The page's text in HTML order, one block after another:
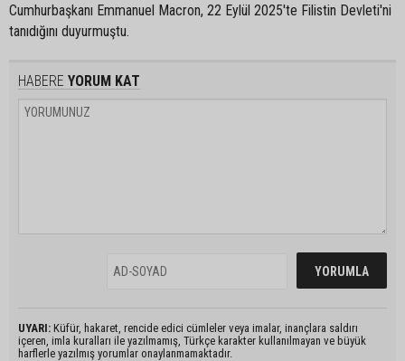
Cumhurbaşkanı Emmanuel Macron, 22 Eylül 2025'te Filistin Devleti'ni
tanıdığını duyurmuştu.
HABERE YORUM KAT
UYARI: Küfür, hakaret, rencide edici cümleler veya imalar, inançlara saldırı
içeren, imla kuralları ile yazılmamış, Türkçe karakter kullanılmayan ve büyük
harflerle yazılmış yorumlar onaylanmamaktadır.